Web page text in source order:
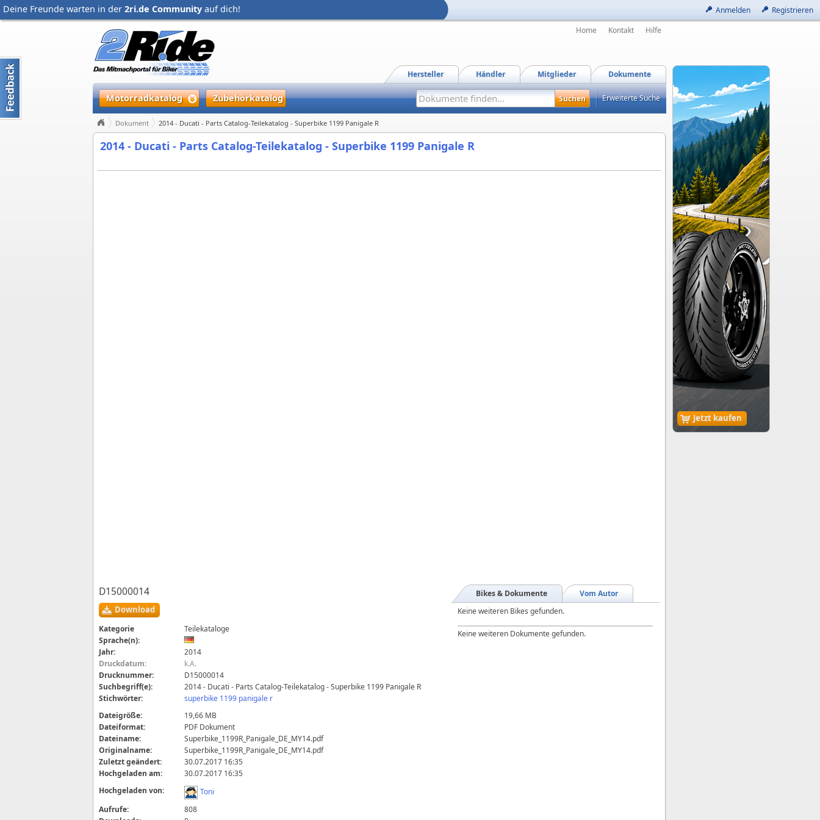
Anmelden Registrieren
Deine Freunde warten in der 2ri.de Community auf dich!
Jetzt kaufen
Home Kontakt Hilfe
Dokumente
Mitglieder
Händler
Hersteller
Motorradkatalog Zubehörkatalog Erweiterte Suche
Dokument 2014 - Ducati - Parts Catalog-Teilekatalog - Superbike 1199 Panigale R
2014 - Ducati - Parts Catalog-Teilekatalog - Superbike 1199 Panigale R
D15000014
Download
Kategorie
Teilekataloge
Sprache(n):
Jahr:
2014
Druckdatum:
k.A.
Drucknummer:
D15000014
Suchbegriff(e):
2014 - Ducati - Parts Catalog-Teilekatalog - Superbike 1199 Panigale R
Stichwörter:
superbike 1199 panigale r
Dateigröße:
19,66 MB
Dateiformat:
PDF Dokument
Dateiname:
Superbike_1199R_Panigale_DE_MY14.pdf
Originalname:
Superbike_1199R_Panigale_DE_MY14.pdf
Zuletzt geändert:
30.07.2017 16:35
Hochgeladen am:
30.07.2017 16:35
Hochgeladen von:
Toni
Aufrufe:
808
Vom Autor
Bikes & Dokumente
Keine weiteren Bikes gefunden.
Keine weiteren Dokumente gefunden.